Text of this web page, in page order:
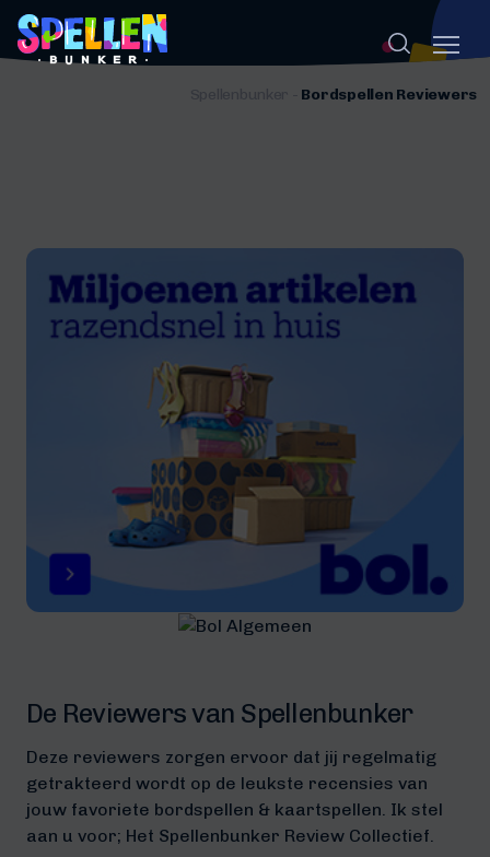
Bordspellen Reviewers
De Reviewers van Spellenbunker
Deze reviewers zorgen ervoor dat jij regelmatig
getrakteerd wordt op de leukste recensies van
jouw favoriete bordspellen & kaartspellen. Ik stel
aan u voor; Het Spellenbunker Review Collectief.